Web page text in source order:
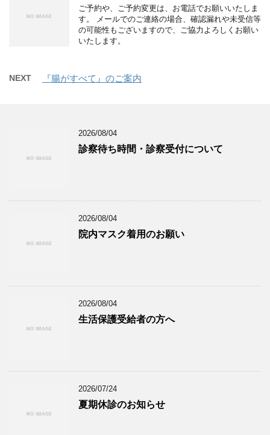
ご予約や、ご予約変更は、お電話でお願いいたしま
す。 メールでのご連絡の場合、確認漏れや未受信等
の可能性もございますので、ご協力よろしくお願い
いたします。
NEXT 『腸がすべて』のご案内
2026/08/04
診察待ち時間・診察受付について
2026/08/04
院内マスク着用のお願い
2026/08/04
生活保護受給者の方へ
2026/07/24
夏期休診のお知らせ